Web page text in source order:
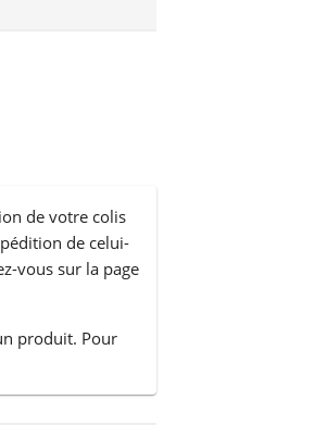
de votre colis
de celui-
vous sur la page
produit. Pour